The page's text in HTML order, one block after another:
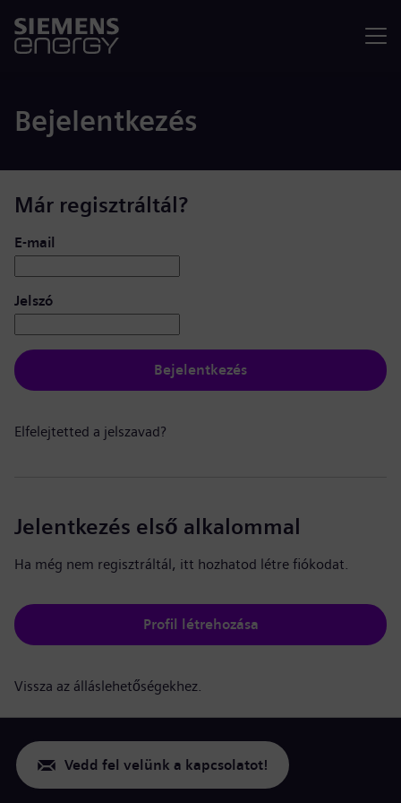
Bejelentkezés
Már regisztráltál?
Bejelentkezés: felhasználó és jelszó
E-mail
Jelszó
Bejelentkezés
Elfelejtetted a jelszavad?
Jelentkezés első alkalommal
Ha még nem regisztráltál, itt hozhatod létre fiókodat.
Profil létrehozása
Vissza az álláslehetőségekhez.
Vedd fel velünk a kapcsolatot!